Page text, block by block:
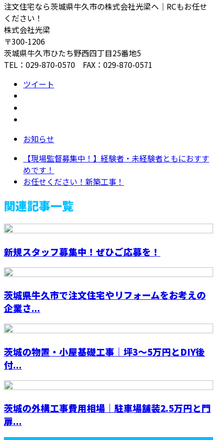
注文住宅なら茨城県牛久市の株式会社光梁へ｜RCもお任せ
ください！
株式会社光梁
〒300-1206
茨城県牛久市ひたち野西四丁目25番地5
TEL：029-870-0570 FAX：029-870-0571
ツイート
お知らせ
【現場監督募集中！】経験者・未経験者ともにおすす
めです！
お任せください！新築工事！
関連記事一覧
新規スタッフ募集中！ぜひご応募を！
茨城県牛久市で注文住宅やリフォームをお考えの
企業さ...
茨城の物置・小屋基礎工事｜坪3〜5万円とDIY後
付...
茨城の外構工事費用相場｜駐車場舗装2.5万円と門
扉...